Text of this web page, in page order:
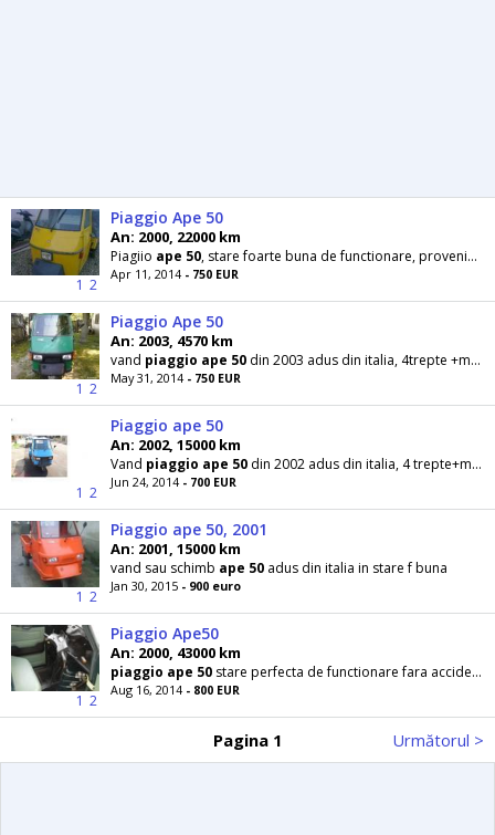
1 2
Piaggio Ape 50
An: 2000, 22000 km
Piagiio ape 50, stare foarte buna de functionare, provenienta italia, nerulat in Romania
Apr 11, 2014 - 750 EUR
1 2
Piaggio Ape 50
An: 2003, 4570 km
vand piaggio ape 50 din 2003 adus din italia, 4trepte +marsarier in perfecta stare de functionare
May 31, 2014 - 750 EUR
1 2
Piaggio ape 50
An: 2002, 15000 km
Vand piaggio ape 50 din 2002 adus din italia, 4 trepte+marsarier obloane otel, lada de scule doua
Jun 24, 2014 - 700 EUR
1 2
Piaggio ape 50, 2001
An: 2001, 15000 km
vand sau schimb ape 50 adus din italia in stare f buna
Jan 30, 2015 - 900 euro
1 2
Piaggio Ape50
An: 2000, 43000 km
piaggio ape 50 stare perfecta de functionare fara accidente revizie facuta recent pret 800 Euro
Aug 16, 2014 - 800 EUR
Pagina 1 Următorul >